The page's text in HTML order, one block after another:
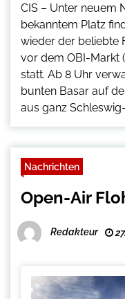
CIS – Unter neuem
bekanntem Platz
wieder der beliebte
vor dem OBI-Markt
statt. Ab 8 Uhr
bunten Basar auf
aus ganz
Nachrichten
Open-Air
Redakteur